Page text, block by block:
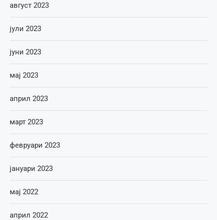
август 2023
јули 2023
јуни 2023
мај 2023
април 2023
март 2023
февруари 2023
јануари 2023
мај 2022
април 2022